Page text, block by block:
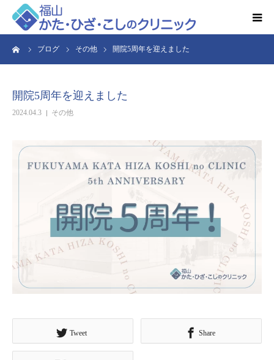
ブログ その他 開院5周年を迎えました
開院5周年を迎えました
2024.04.3 その他
Tweet Share
HOME
診療時間・アクセス